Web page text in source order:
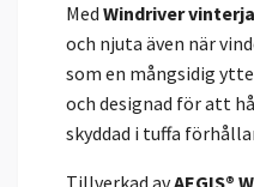
Med Windriver
och njuta även när
som en mångsidig
och designad för att
skyddad i tuffa